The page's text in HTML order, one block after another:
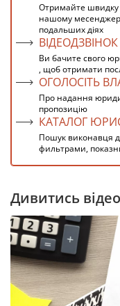
Отримайте швидку
нашому
подальших діях
Ви бачите свого
, щоб отримати
ОГОЛОСІТЬ
Про надання
пропозицію
КАТАЛОГ
Пошук виконавця
фильтрами,
Дивитись